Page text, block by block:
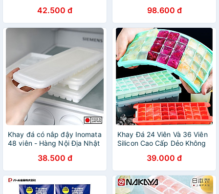
42.500 đ
dài + 01 khay 84 viên mini)
98.600 đ
Khay đá có nắp đậy Inomata
48 viên - Hàng Nội Địa Nhật
38.500 đ
Khay Đá 24 Viên Và 36 Viên
Silicon Cao Cấp Dẻo Không
Chống Tràn Tiện Lợi
39.000 đ